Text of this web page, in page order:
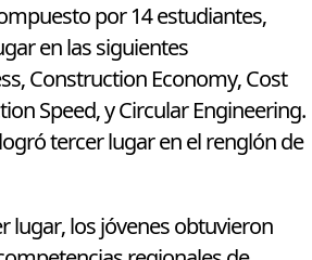
por 14 estudiantes,
en las siguientes
Construction Economy, Cost
Speed, y Circular Engineering.
tercer lugar en el renglón de
lugar, los jóvenes obtuvieron